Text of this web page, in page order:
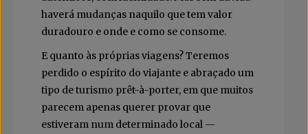
haverá mudanças naquilo que tem valor
duradouro e onde e como se consome.
E quanto às próprias viagens? Teremos
perdido o espírito do viajante e abraçado um
tipo de turismo prêt-à-porter, em que muitos
parecem apenas querer provar que
estiveram num determinado local —